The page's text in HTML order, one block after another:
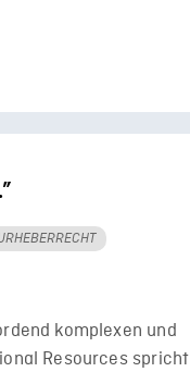
komplexen und
Resources spricht